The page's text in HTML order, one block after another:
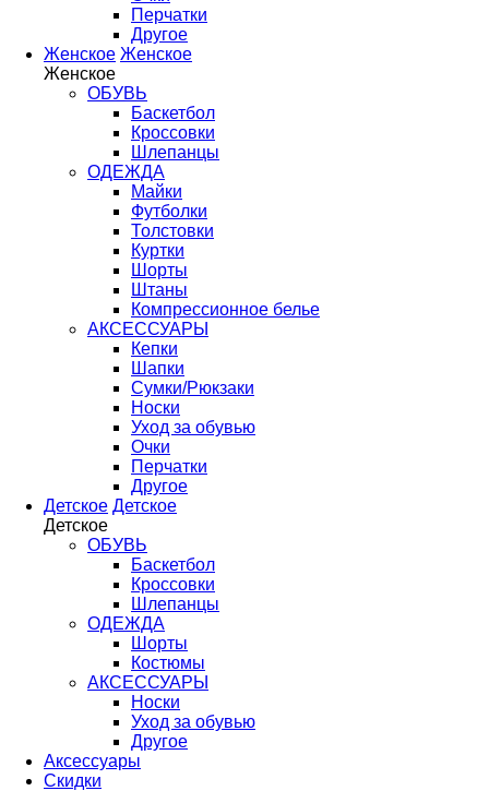
Перчатки
Другое
Женское Женское
Женское
ОБУВЬ
Баскетбол
Кроссовки
Шлепанцы
ОДЕЖДА
Майки
Футболки
Толстовки
Куртки
Шорты
Штаны
Компрессионное белье
АКСЕССУАРЫ
Кепки
Шапки
Сумки/Рюкзаки
Носки
Уход за обувью
Очки
Перчатки
Другое
Детское Детское
Детское
ОБУВЬ
Баскетбол
Кроссовки
Шлепанцы
ОДЕЖДА
Шорты
Костюмы
АКСЕССУАРЫ
Носки
Уход за обувью
Другое
Аксессуары
Скидки